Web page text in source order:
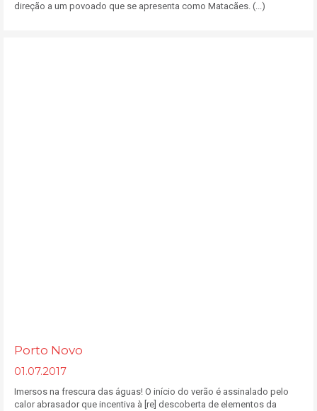
direção a um povoado que se apresenta como Matacães. (...)
Porto Novo
01.07.2017
Imersos na frescura das águas! O início do verão é assinalado pelo
calor abrasador que incentiva à [re] descoberta de elementos da